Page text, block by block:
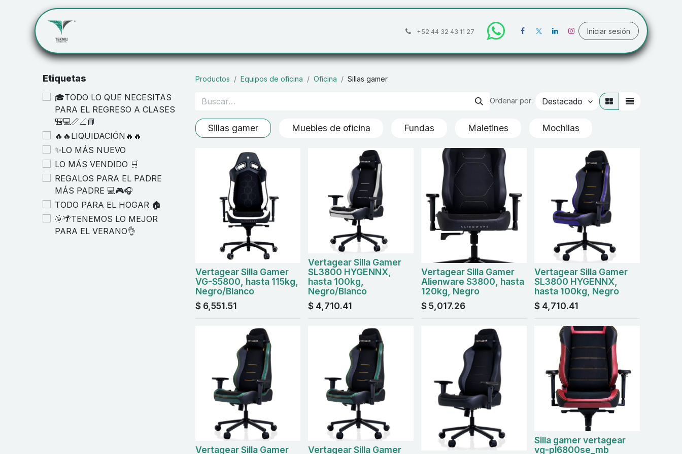
+52 44 32 43 11 27 Iniciar sesión
Etiquetas
🎓TODO LO QUE NECESITAS
PARA EL REGRESO A CLASES
🎒💻📏📐📘
🔥🔥LIQUIDACIÓN🔥🔥
✨LO MÁS NUEVO
LO MÁS VENDIDO 🛒
REGALOS PARA EL PADRE
MÁS PADRE 💻🎮🎧
TODO PARA EL HOGAR 🏠
🌞🌴TENEMOS LO MEJOR
PARA EL VERANO👌
Productos Equipos de oficina Oficina Sillas gamer
Ordenar por: Destacado
Sillas gamer Muebles de oficina Fundas Maletines Mochilas
Vertagear Silla Gamer
VG-S5800, hasta 115kg,
Negro/Blanco
$ 6,551.51
Vertagear Silla Gamer
SL3800 HYGENNX,
hasta 100kg,
Negro/Blanco
$ 4,710.41
Vertagear Silla Gamer
Alienware S3800, hasta
120kg, Negro
$5,017.26
Vertagear Silla Gamer
SL3800 HYGENNX,
hasta 100kg, Negro
$ 4,710.41
Vertagear Silla Gamer
Vertagear Silla Gamer
Silla gamer vertagear
vg-pl6800se_mb